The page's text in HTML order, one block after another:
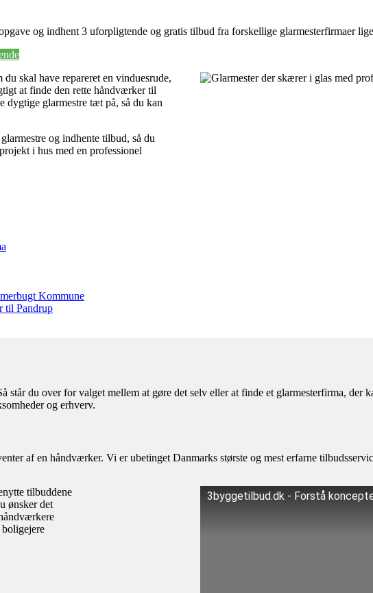
og indhent 3 uforpligtende og gratis tilbud fra forskellige glarmesterfirmaer
skal have repareret en vinduesrude,
at finde den rette håndværker til
dygtige glarmestre tæt på, så du kan
og indhente tilbud, så du
i hus med en professionel
Kommune
til Pandrup
står du over for valget mellem at gøre det selv eller at finde et glarmesterfirma, der
og erhverv.
af en håndværker. Vi er ubetinget Danmarks største og mest erfarne
tilbuddene
ønsker det
3byggetilbud.dk - Forstå